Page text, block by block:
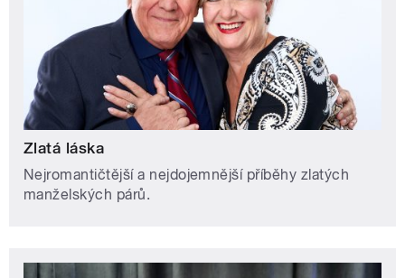
Zlatá láska
Nejromantičtější a nejdojemnější příběhy zlatých
manželských párů.